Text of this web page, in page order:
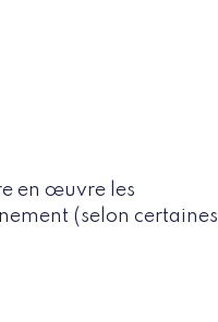
en œuvre les
(selon certaines